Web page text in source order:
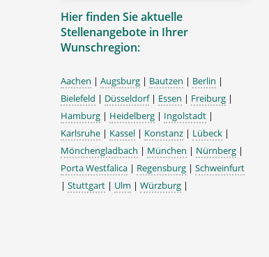
Hier finden Sie aktuelle
Stellenangebote in Ihrer
Wunschregion:
Aachen | Augsburg | Bautzen | Berlin |
Bielefeld | Düsseldorf| Essen | Freiburg |
Hamburg | Heidelberg | Ingolstadt |
Karlsruhe | Kassel | Konstanz | Lübeck |
Mönchengladbach | München | Nürnberg |
Porta Westfalica | Regensburg | Schweinfurt
| Stuttgart | Ulm | Würzburg |